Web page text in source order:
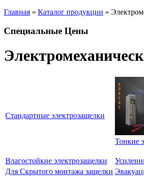
Главная » Каталог продукции »
Специальные Цены
Стандартные электрозащелки
Тонкие
Влагостойкие электрозащелки
Для Скрытого монтажа защелки